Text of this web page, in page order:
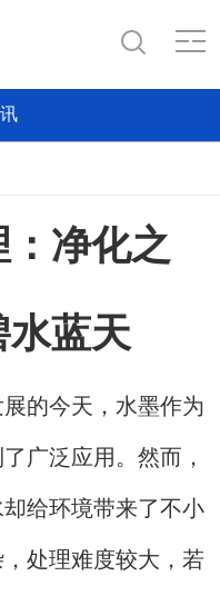
净化之
水蓝天
的今天，水墨作为
广泛应用。然而，
给环境带来了不小
处理难度较大，若